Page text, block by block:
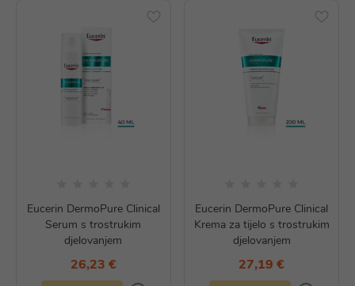
Eucerin DermoPure Clinical
Serum s trostrukim
djelovanjem
26,23 €
Eucerin DermoPure Clinical
Krema za tijelo s trostrukim
djelovanjem
27,19 €